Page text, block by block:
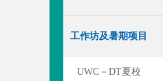
工作坊及暑期项目
UWC－DT夏校